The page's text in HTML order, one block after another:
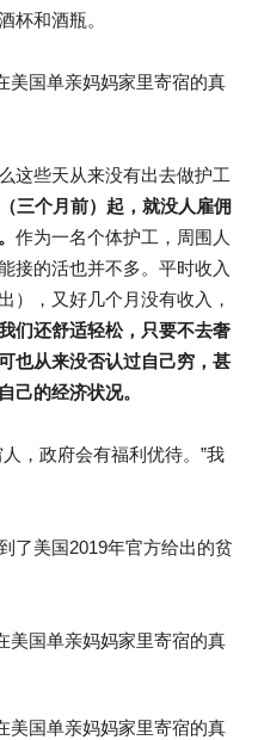
杯和酒瓶。
这些天从来没有出去做护工
三个月前）起，就没人雇佣
作为一名个体护工，周围人
接的活也并不多。平时收入
），又好几个月没有收入，
们还舒适轻松，只要不去奢
也从来没否认过自己穷，甚
己的经济状况。
，政府会有福利优待。”我
了美国2019年官方给出的贫